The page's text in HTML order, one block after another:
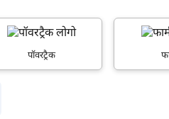
पॉवरट्रैक